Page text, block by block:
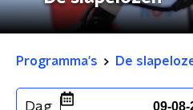
Programma's De
Dag 09-08-